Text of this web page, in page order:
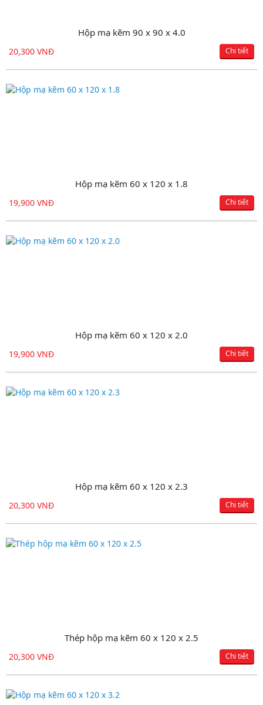
Hộp mạ kẽm 90 x 90 x 4.0
20,300 VNĐ Chi tiết
Hộp mạ kẽm 60 x 120 x 1.8
19,900 VNĐ Chi tiết
Hộp mạ kẽm 60 x 120 x 2.0
19,900 VNĐ Chi tiết
Hộp mạ kẽm 60 x 120 x 2.3
20,300 VNĐ Chi tiết
Thép hộp mạ kẽm 60 x 120 x 2.5
20,300 VNĐ Chi tiết
Hộp đen 100 x 200 x 3.5
18,150 VNĐ Chi tiết
Bản mã các loại
14,850 VNĐ Chi tiết
Mạ kẽm nhúng nóng V50 x 50 x 5
19,500 VNĐ Chi tiết
Thép ống mạ kẽm D113.5 x 3.2
19,900 VNĐ Chi tiết
Hộp đen 100 x 200 x 3.8
18,150 VNĐ Chi tiết